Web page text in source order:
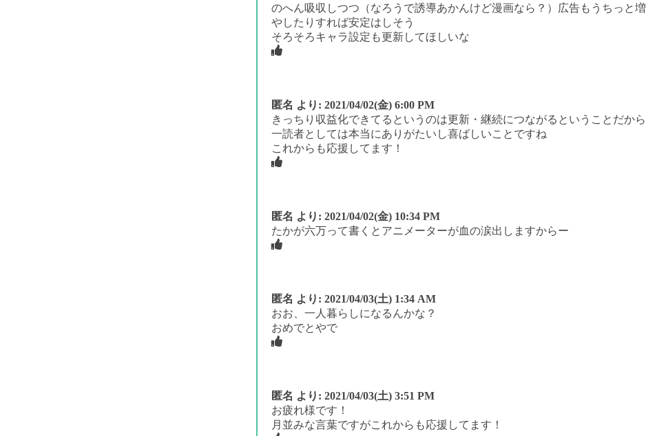
のへん吸収しつつ（なろうで誘導あかんけど漫画なら？）広告もうちっと増
やしたりすれば安定はしそう
そろそろキャラ設定も更新してほしいな
匿名 より: 2021/04/02(金) 6:00 PM
きっちり収益化できてるというのは更新・継続につながるということだから
一読者としては本当にありがたいし喜ばしいことですね
これからも応援してます！
匿名 より: 2021/04/02(金) 10:34 PM
たかが六万って書くとアニメーターが血の涙出しますからー
匿名 より: 2021/04/03(土) 1:34 AM
おお、一人暮らしになるんかな？
おめでとやで
匿名 より: 2021/04/03(土) 3:51 PM
お疲れ様です！
月並みな言葉ですがこれからも応援してます！